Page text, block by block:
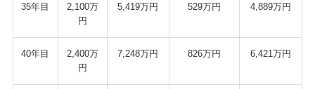
35年目
2,100万
円
5,419万円 529万円 4,889万円
40年目
2,400万
円
7,248万円 826万円 6,421万円